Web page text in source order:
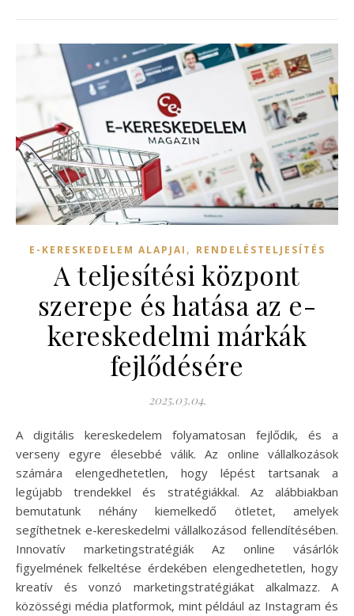
E-KERESKEDELEM ALAPJAI , RENDELÉSTELJESÍTÉS
A teljesítési központ
szerepe és hatása az e-
kereskedelmi márkák
fejlődésére
2025.03.04.
A digitális kereskedelem folyamatosan fejlődik, és a
verseny egyre élesebbé válik. Az online vállalkozások
számára elengedhetetlen, hogy lépést tartsanak a
legújabb trendekkel és stratégiákkal. Az alábbiakban
bemutatunk néhány kiemelkedő ötletet, amelyek
segíthetnek e-kereskedelmi vállalkozásod fellendítésében.
Innovatív marketingstratégiák Az online vásárlók
figyelmének felkeltése érdekében elengedhetetlen, hogy
kreatív és vonzó marketingstratégiákat alkalmazz. A
közösségi média platformok, mint például az Instagram és